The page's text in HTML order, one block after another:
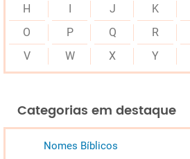
H
I J K
O
P Q R
V
W X Y
Categorias em destaque
Nomes Bíblicos